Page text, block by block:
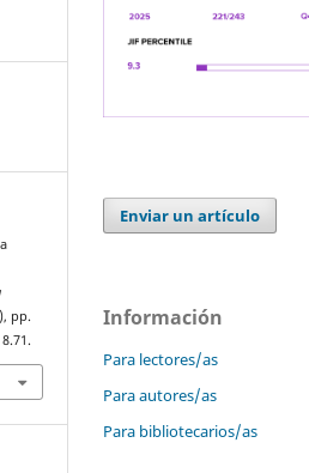
pp.
Enviar un artículo
Información
Para lectores/as
Para autores/as
Para bibliotecarios/as